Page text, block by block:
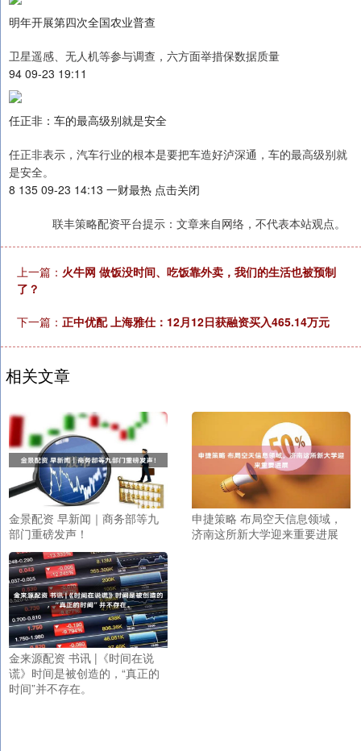
明年开展第四次全国农业普查
卫星遥感、无人机等参与调查，六方面举措保数据质量
94 09-23 19:11
任正非：车的最高级别就是安全
任正非表示，汽车行业的根本是要把车造好泸深通，车的最高级别就
是安全。
8 135 09-23 14:13 一财最热 点击关闭
联丰策略配资平台提示：文章来自网络，不代表本站观点。
上一篇： 火牛网 做饭没时间、吃饭靠外卖，我们的生活也被预制
了？
下一篇： 正中优配 上海雅仕：12月12日获融资买入465.14万元
相关文章
金景配资 早新闻｜商务部等九
部门重磅发声！
申捷策略 布局空天信息领域，
济南这所新大学迎来重要进展
金来源配资 书讯 |《时间在说
谎》时间是被创造的，“真正的
时间”并不存在。